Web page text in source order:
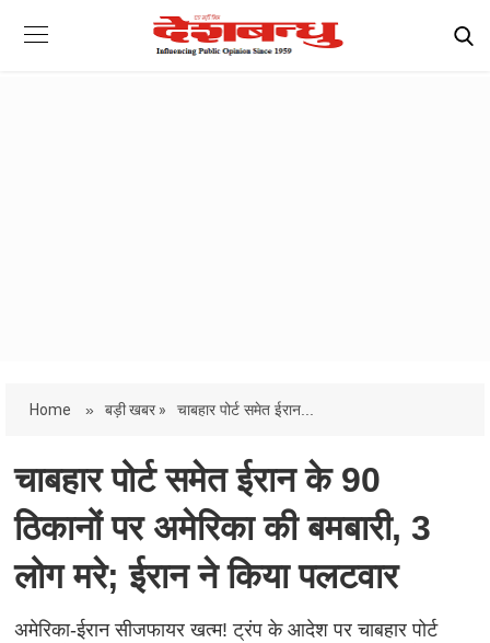
Home » बड़ी खबर » चाबहार पोर्ट समेत ईरान...
चाबहार पोर्ट समेत ईरान के 90
ठिकानों पर अमेरिका की बमबारी, 3
लोग मरे; ईरान ने किया पलटवार
अमेरिका-ईरान सीजफायर खत्म! ट्रंप के आदेश पर चाबहार पोर्ट